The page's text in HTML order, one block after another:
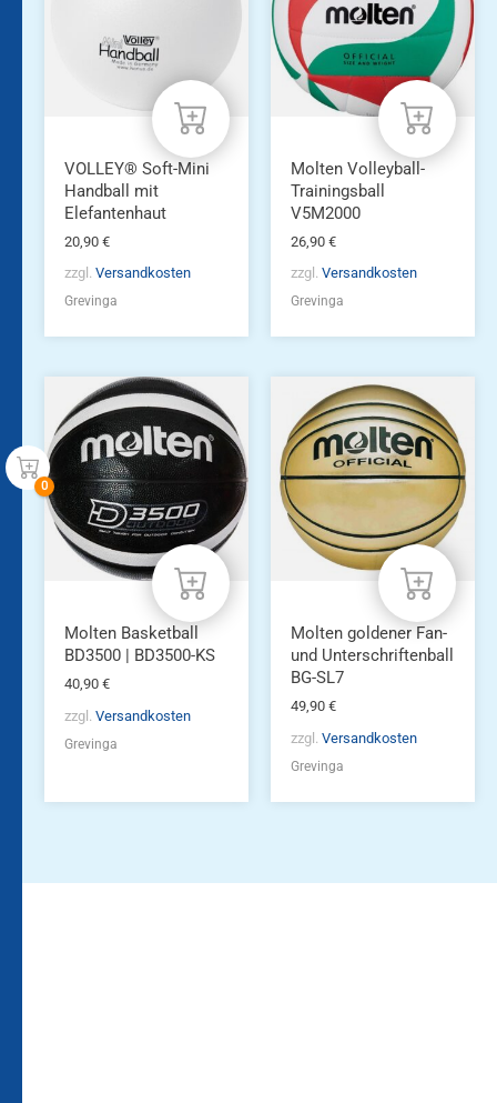
VOLLEY® Soft-Mini
Handball mit
Elefantenhaut
20,90 €
zzgl. Versandkosten
Grevinga
Molten Volleyball-
Trainingsball
V5M2000
26,90 €
zzgl. Versandkosten
Grevinga
Molten Basketball
BD3500 | BD3500-KS
40,90 €
zzgl. Versandkosten
Grevinga
Molten goldener Fan-
und Unterschriftenball
BG-SL7
49,90 €
zzgl. Versandkosten
Grevinga